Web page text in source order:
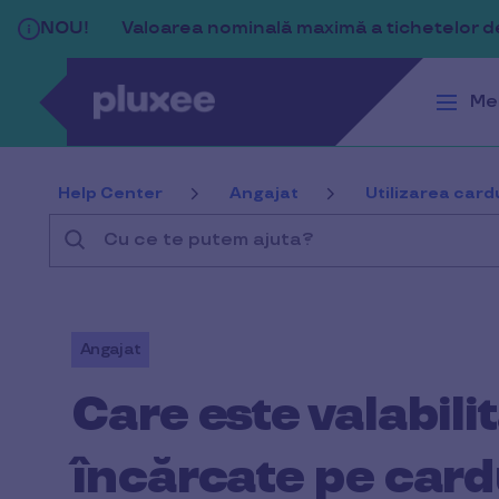
Sari la conținutul principal
Help Center Angajat Utilizarea
putem
ajuta?
Angajat
Care este
încărcate pe
NOU! Valoarea nominală maximă a tichetelor